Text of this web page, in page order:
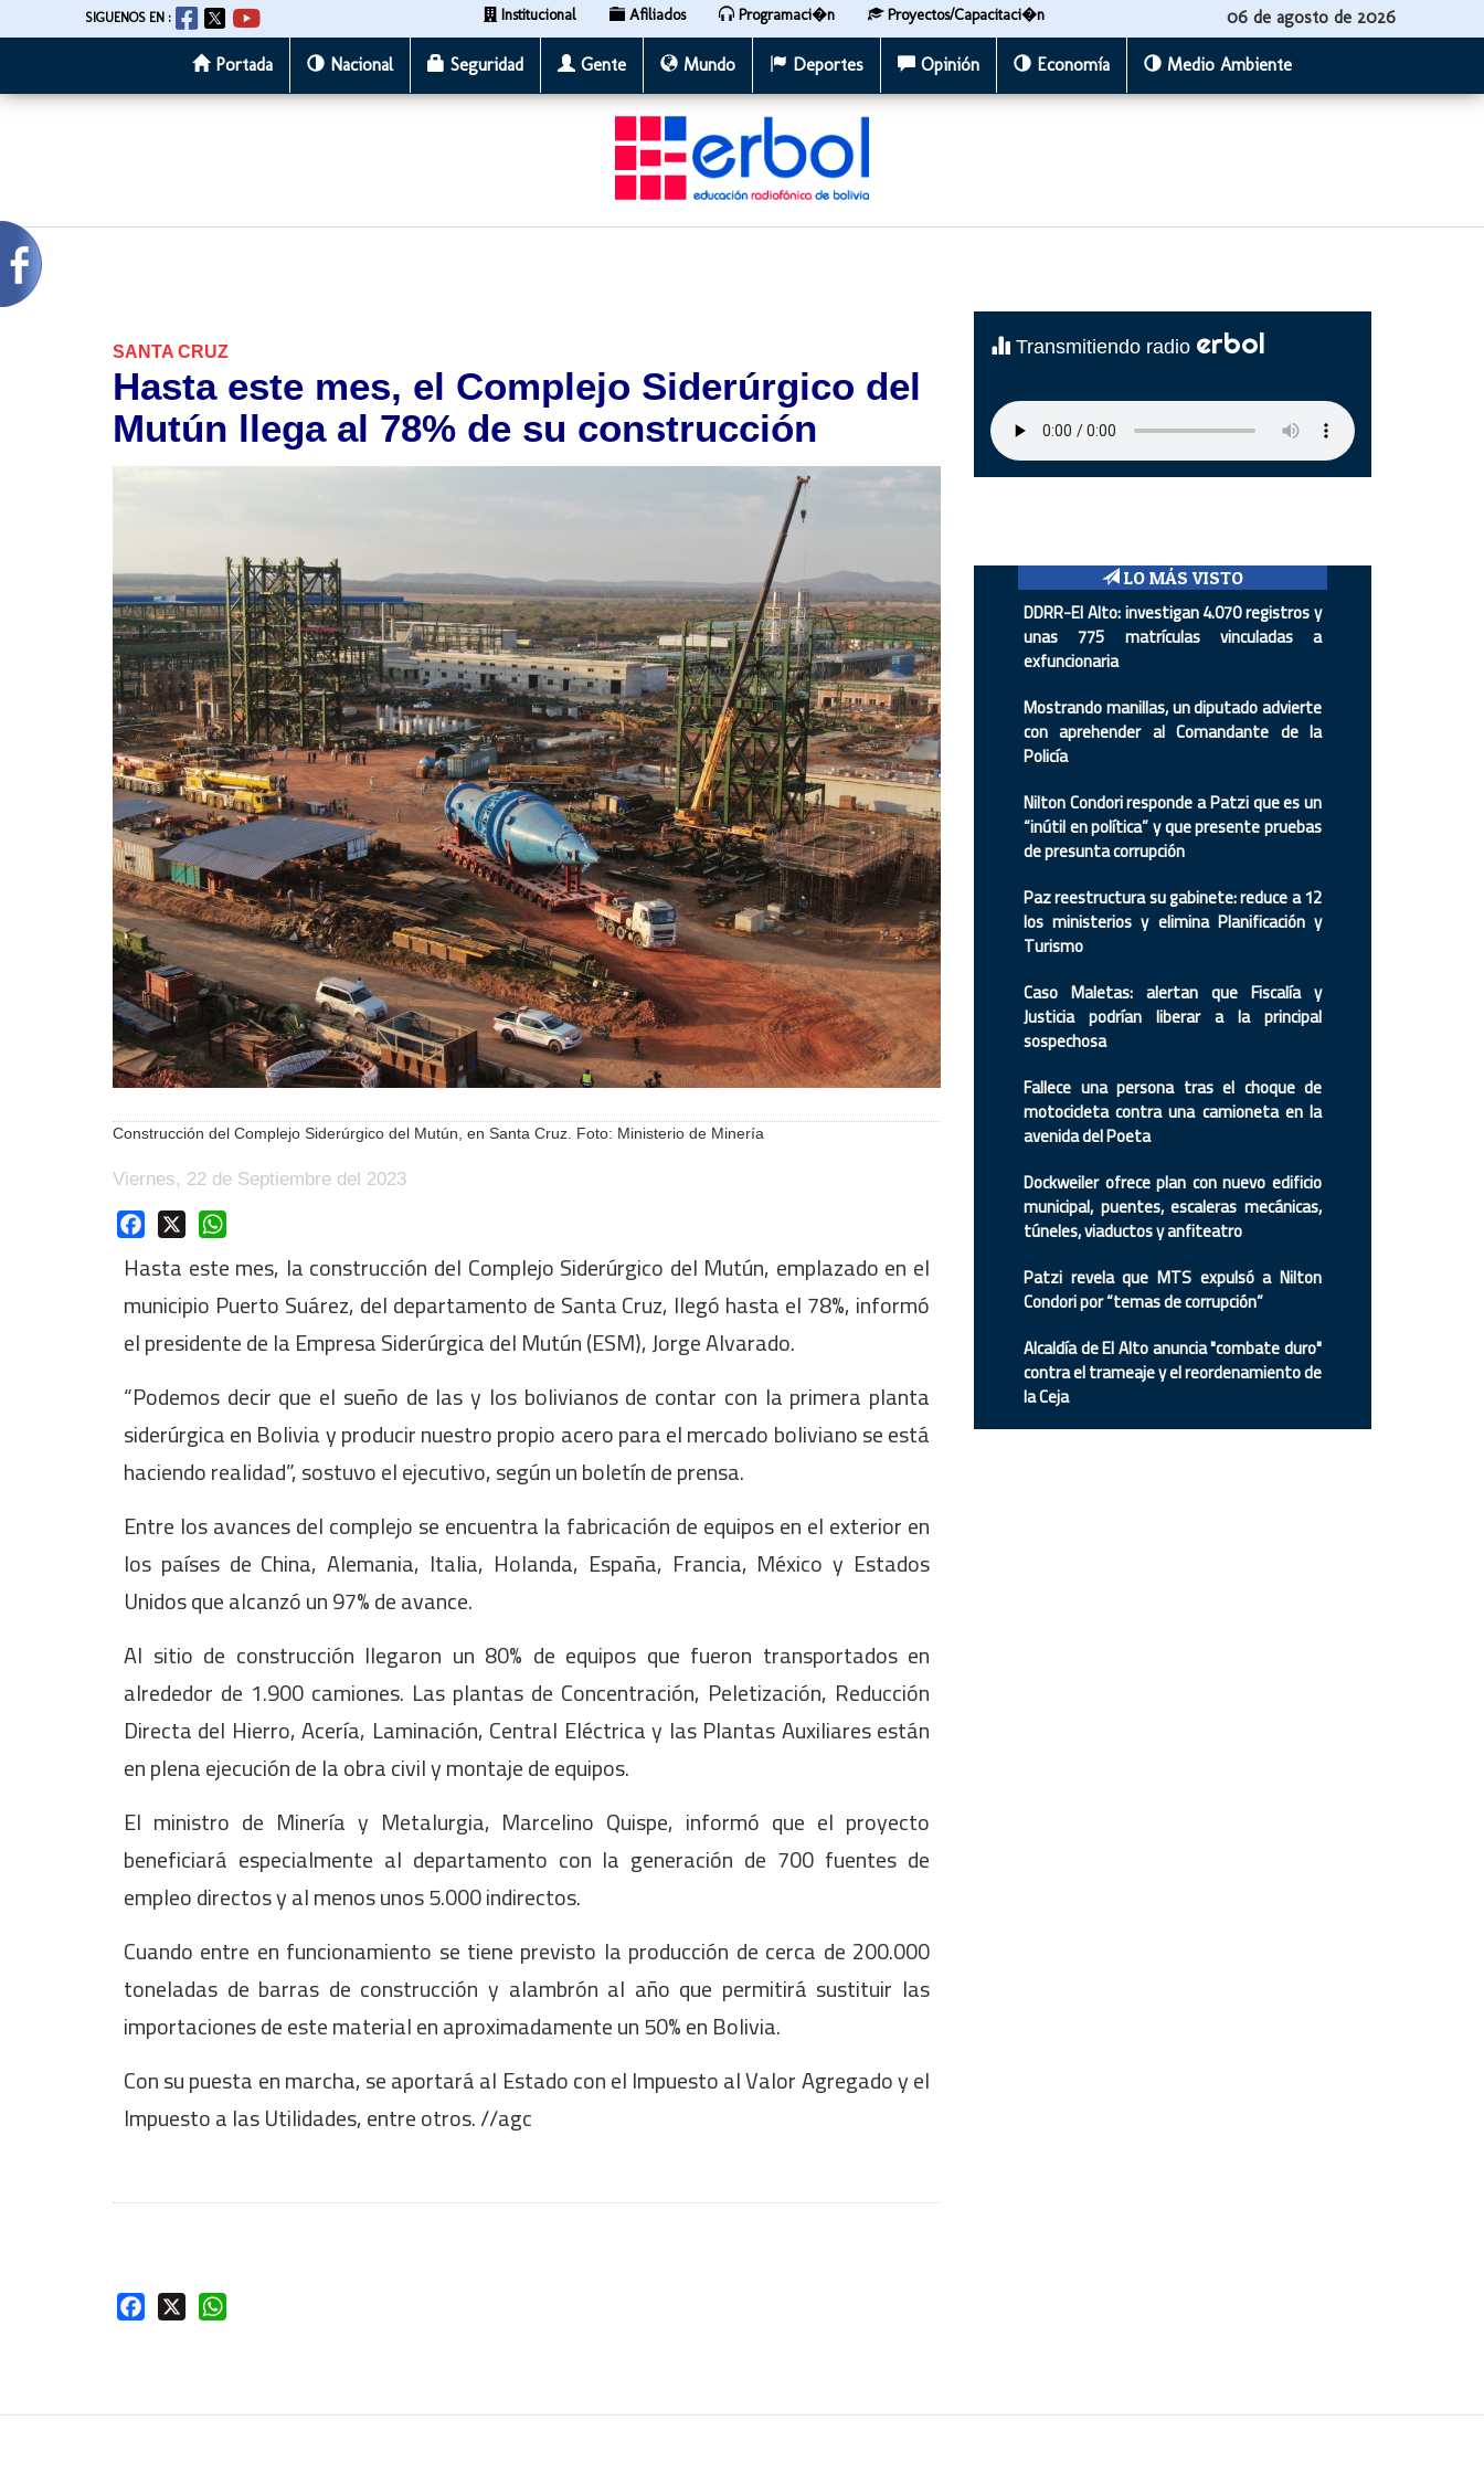
al
SIGUENOS EN : Institucional Afiliados Programaci�n Proyectos/Capacitaci�n 06 de agosto de 2026
Portada Nacional Seguridad Gente Mundo Deportes Opinión Economía Medio Ambiente
SANTA CRUZ
Hasta este mes, el Complejo Siderúrgico del
Mutún llega al 78% de su construcción
Construcción del Complejo Siderúrgico del Mutún, en Santa Cruz. Foto: Ministerio de Minería
Viernes, 22 de Septiembre del 2023
Facebook
Hasta este mes, la construcción del Complejo Siderúrgico del Mutún, emplazado en el
municipio Puerto Suárez, del departamento de Santa Cruz, llegó hasta el 78%, informó
el presidente de la Empresa Siderúrgica del Mutún (ESM), Jorge Alvarado.
“Podemos decir que el sueño de las y los bolivianos de contar con la primera planta
siderúrgica en Bolivia y producir nuestro propio acero para el mercado boliviano se está
haciendo realidad”, sostuvo el ejecutivo, según un boletín de prensa.
Entre los avances del complejo se encuentra la fabricación de equipos en el exterior en
los países de China, Alemania, Italia, Holanda, España, Francia, México y Estados
Unidos que alcanzó un 97% de avance.
Al sitio de construcción llegaron un 80% de equipos que fueron transportados en
alrededor de 1.900 camiones. Las plantas de Concentración, Peletización, Reducción
Directa del Hierro, Acería, Laminación, Central Eléctrica y las Plantas Auxiliares están
en plena ejecución de la obra civil y montaje de equipos.
El ministro de Minería y Metalurgia, Marcelino Quispe, informó que el proyecto
beneficiará especialmente al departamento con la generación de 700 fuentes de
empleo directos y al menos unos 5.000 indirectos.
Cuando entre en funcionamiento se tiene previsto la producción de cerca de 200.000
toneladas de barras de construcción y alambrón al año que permitirá sustituir las
importaciones de este material en aproximadamente un 50% en Bolivia.
Con su puesta en marcha, se aportará al Estado con el Impuesto al Valor Agregado y el
Impuesto a las Utilidades, entre otros. //agc
Facebook
Transmitiendo radio erbol
LO MÁS VISTO
DDRR-El Alto: investigan 4.070 registros y
unas 775 matrículas vinculadas a
exfuncionaria
Mostrando manillas, un diputado advierte
con aprehender al Comandante de la
Policía
Nilton Condori responde a Patzi que es un
“inútil en política” y que presente pruebas
de presunta corrupción
Paz reestructura su gabinete: reduce a 12
los ministerios y elimina Planificación y
Turismo
Caso Maletas: alertan que Fiscalía y
Justicia podrían liberar a la principal
sospechosa
Fallece una persona tras el choque de
motocicleta contra una camioneta en la
avenida del Poeta
Dockweiler ofrece plan con nuevo edificio
municipal, puentes, escaleras mecánicas,
túneles, viaductos y anfiteatro
Patzi revela que MTS expulsó a Nilton
Condori por “temas de corrupción”
Alcaldía de El Alto anuncia "combate duro"
contra el trameaje y el reordenamiento de
la Ceja